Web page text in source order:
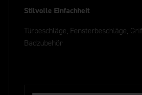
Stilvolle Einfachheit
Türbeschläge, Fensterbeschläge,
Badzubehör